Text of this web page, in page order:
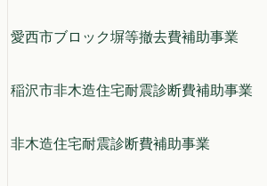
愛西市ブロック塀等撤去費補助事業
稲沢市非木造住宅耐震診断費補助事業
非木造住宅耐震診断費補助事業